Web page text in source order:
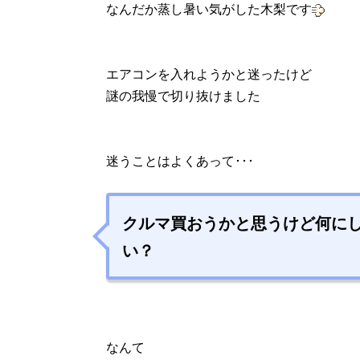
なんだか蒸し暑い気がした木梨です
エアコンを入れようかと迷ったけど
謎の我慢で切り抜けました
迷うことはよくあって･･･
クルマ買おうかと思うけど何に
い？
なんて